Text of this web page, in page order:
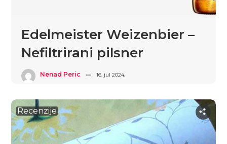
Edelmeister Weizenbier –
Nefiltrirani pilsner
Nenad Peric 16. jul 2024.
Recenzije